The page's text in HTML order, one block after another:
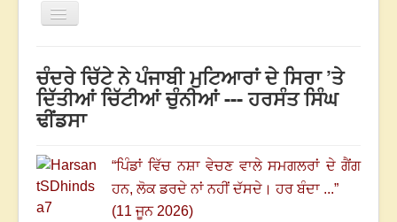
Toggle
ਰਚਨਾਵਾਂ
ਸਰੋਕਾਰ ਦੇ ਲੇਖਕ
We have 75 guests and no members online
2812789
ਇਸ ਹਫਤੇ 1434 ਇਸ ਮਹੀਨੇ
ਚੰਦਰੇ ਚਿੱਟੇ ਨੇ ਪੰਜਾਬੀ ਮੁਟਿਆਰਾਂ ਦੇ ਸਿਰਾ ’ਤੇ
ਦਿੱਤੀਆਂ ਚਿੱਟੀਆਂ ਚੁੰਨੀਆਂ --- ਹਰਸੰਤ ਸਿੰਘ
ਢੀਂਡਸਾ
“ਪਿੰਡਾਂ ਵਿੱਚ ਨਸ਼ਾ ਵੇਚਣ ਵਾਲੇ ਸਮਗਲਰਾਂ ਦੇ ਗੈਂਗ
ਹਨ,ਲੋਕ ਡਰਦੇ ਨਾਂ ਨਹੀਂ ਦੱਸਦੇ।ਹਰ ਬੰਦਾ ...”
(11 ਜੂਨ 2026)